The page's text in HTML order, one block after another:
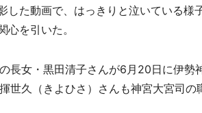
した動画で、はっきりと泣いている様
を引いた。
長女・黒田清子さんが6月20日に伊勢
世久（きよひさ）さんも神宮大宮司の